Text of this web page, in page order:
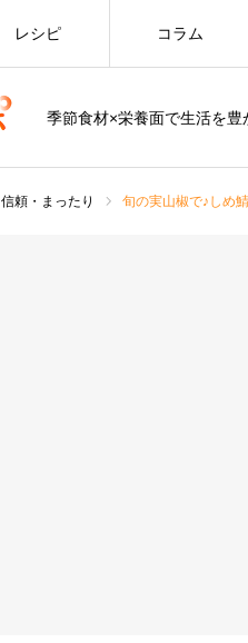
季節食材×栄養面で生活を豊
レシピ コラム
信頼・まったり 旬の実山椒で♪しめ